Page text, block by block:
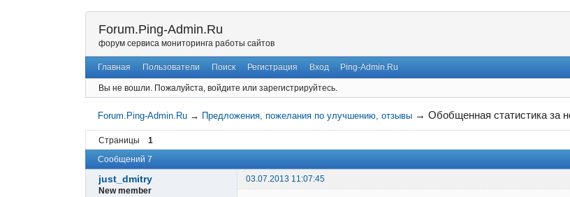
Forum.Ping-Admin.Ru
форум сервиса мониторинга работы сайтов
Главная Пользователи Поиск Регистрация Вход Ping-Admin.Ru
Вы не вошли. Пожалуйста, войдите или зарегистрируйтесь.
Forum.Ping-Admin.Ru → Предложения, пожелания по улучшению, отзывы →Обобщенная статистика за
Страницы 1
Сообщений 7
just_dmitry
03.07.2013 11:07:45
New member